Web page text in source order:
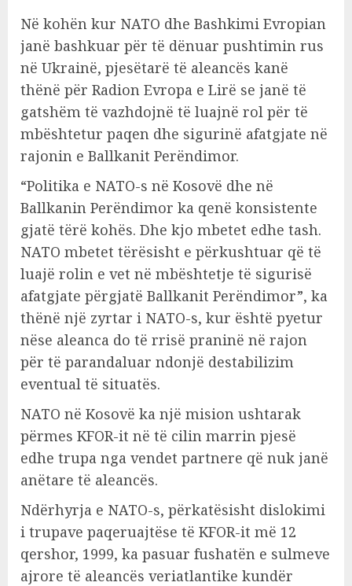
Në kohën kur NATO dhe Bashkimi Evropian
janë bashkuar për të dënuar pushtimin rus
në Ukrainë, pjesëtarë të aleancës kanë
thënë për Radion Evropa e Lirë se janë të
gatshëm të vazhdojnë të luajnë rol për të
mbështetur paqen dhe sigurinë afatgjate në
rajonin e Ballkanit Perëndimor.
“Politika e NATO-s në Kosovë dhe në
Ballkanin Perëndimor ka qenë konsistente
gjatë tërë kohës. Dhe kjo mbetet edhe tash.
NATO mbetet tërësisht e përkushtuar që të
luajë rolin e vet në mbështetje të sigurisë
afatgjate përgjatë Ballkanit Perëndimor”, ka
thënë një zyrtar i NATO-s, kur është pyetur
nëse aleanca do të rrisë praninë në rajon
për të parandaluar ndonjë destabilizim
eventual të situatës.
NATO në Kosovë ka një mision ushtarak
përmes KFOR-it në të cilin marrin pjesë
edhe trupa nga vendet partnere që nuk janë
anëtare të aleancës.
Ndërhyrja e NATO-s, përkatësisht dislokimi
i trupave paqeruajtëse të KFOR-it më 12
qershor, 1999, ka pasuar fushatën e sulmeve
ajrore të aleancës veriatlantike kundër